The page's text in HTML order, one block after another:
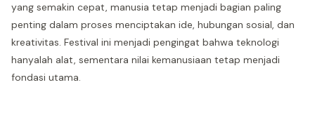
yang semakin cepat, manusia tetap menjadi bagian paling
penting dalam proses menciptakan ide, hubungan sosial, dan
kreativitas. Festival ini menjadi pengingat bahwa teknologi
hanyalah alat, sementara nilai kemanusiaan tetap menjadi
fondasi utama.